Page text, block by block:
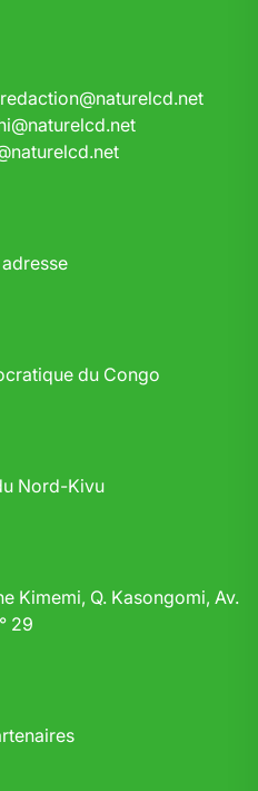
redaction@naturelcd.net
du Congo
Nord-Kivu
Kimemi, Q. Kasongomi, Av.
29